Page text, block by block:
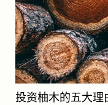
投资柚木的五大理